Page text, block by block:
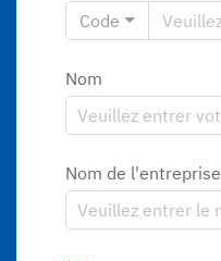
Code
Nom
Nom de l'entreprise